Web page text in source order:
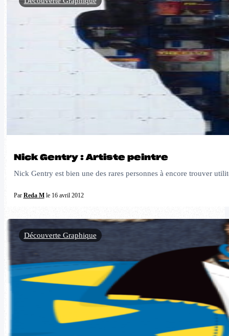
Nick Gentry : Artiste peintre
Nick Gentry est bien une des rares personnes à encore trouver
Par Reda Mle 16 avril 2012
Découverte Graphique